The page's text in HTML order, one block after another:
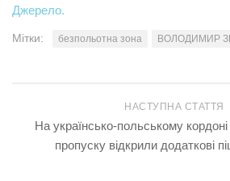
Джерело.
Мітки: безпольотна зона ВОЛОДИМИР
НАСТУПНА СТАТТЯ
На українсько-польському
пропуску відкрили додаткові